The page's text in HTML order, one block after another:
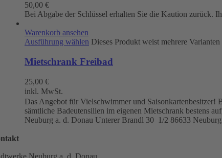
50,00 €
Bei Abgabe der Schlüssel erhalten Sie die Kaution zurück.
Warenkorb ansehen
Ausführung wählen Dieses Produkt weist mehrere
Mietschrank Freibad
25,00 €
inkl. MwSt.
Das Angebot für Vielschwimmer und Saisonkartenbesitzer!
sämtliche Badeutensilien im eigenen Mietschrank bestens
Neuburg a. d. Donau Unterer Brandl 30 1/2 86633
Neuburg a. d. Donau